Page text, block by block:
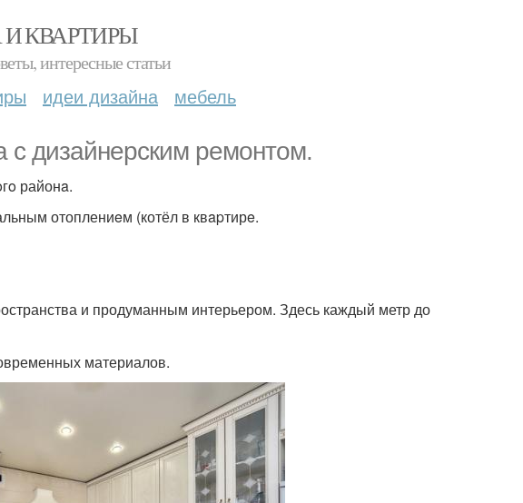
КВАРТИРЫ
интересные статьи
идеи дизайна мебель
с дизайнерским ремонтом.
районa.
отоплениeм (котёл в квapтирe.
и продуманным интерьером. Здесь каждый метр до
материалов.